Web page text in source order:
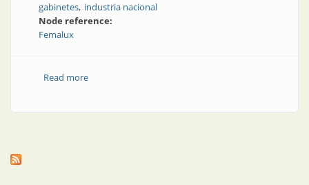
gabinetes industria nacional
Node reference:
Femalux
Read moreabout Visita a la nueva planta de gabinetes de Forli